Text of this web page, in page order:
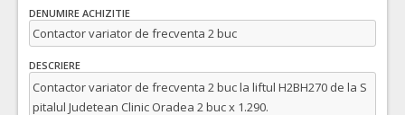
DENUMIRE ACHIZITIE
Contactor variator de frecventa 2 buc
DESCRIERE
Contactor variator de frecventa 2 buc la liftul H2BH270 de la S
pitalul Judetean Clinic Oradea 2 buc x 1.290.